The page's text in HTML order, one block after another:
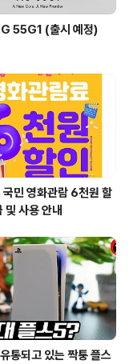
55G1 (출시 예정)
국민 영화관람 6천원 할
및 사용 안내
통되고 있는 짝퉁 플스